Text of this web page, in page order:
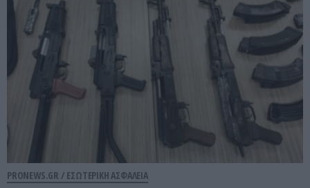
PRONEWS.GR / ΕΣΩΤΕΡΙΚΗ ΑΣΦΑΛΕΙΑ